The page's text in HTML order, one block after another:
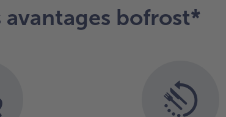
avantages bofrost*